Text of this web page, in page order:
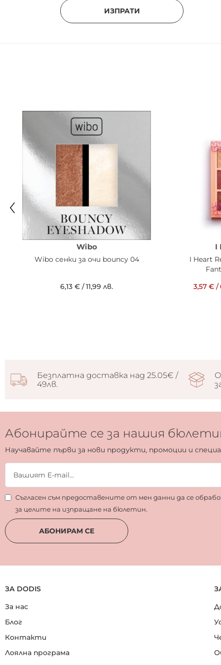
ИЗПРАТИ
Wibo
Wibo сенки за очи bouncy 04
6,13 € /11,99 лв.
I
I Heart
3,57 €/
Безплатна доставка над 25.05€ /
49лв.
Абонирайте се за нашия
Научавайте първи за нови продукти, промоции и
Съгласен съм предоставените от мен данни да се
за целите на изпращане на бюлетин.
АБОНИРАМ СЕ
ЗА DODIS
За нас
Блог
Контакти
Лоялна програма